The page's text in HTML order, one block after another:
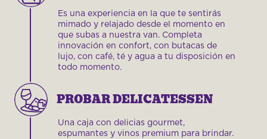
Es una experiencia en la que te sentirás
mimado y relajado desde el momento en
que subas a nuestra van. Completa
innovación en confort, con butacas de
lujo, con café, té y agua a tu disposición en
todo momento.
PROBAR DELICATESSEN
Una caja con delicias gourmet,
espumantes y vinos premium para brindar.